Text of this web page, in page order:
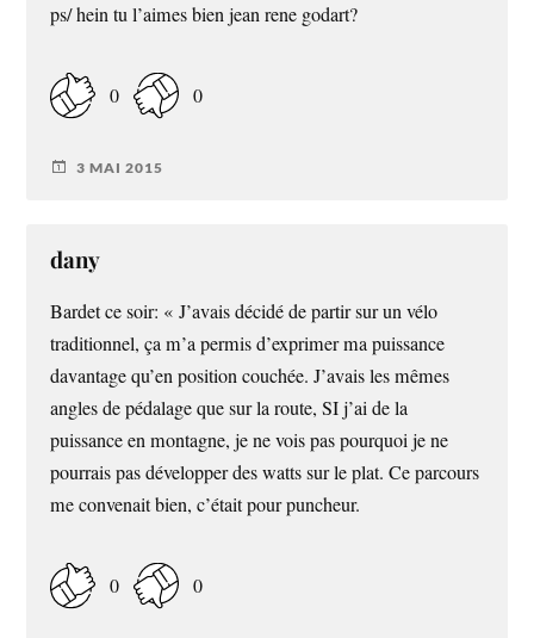
ps/ hein tu l’aimes bien jean rene godart?
0 0
3 MAI 2015
dany
Bardet ce soir: « J’avais décidé de partir sur un vélo
traditionnel, ça m’a permis d’exprimer ma puissance
davantage qu’en position couchée. J’avais les mêmes
angles de pédalage que sur la route, SI j’ai de la
puissance en montagne, je ne vois pas pourquoi je ne
pourrais pas développer des watts sur le plat. Ce parcours
me convenait bien, c’était pour puncheur.
0 0